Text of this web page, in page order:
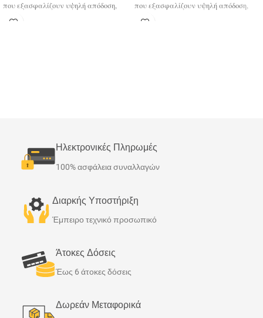
που εξασφαλίζουν υψηλή απόδοση,
αντοχή στον χρόνο και συνδυάζονται
που εξασφαλίζουν υψηλή απόδοση,
αντοχή στον χρόνο και συνδυάζονται
Ηλεκτρονικές Πληρωμές
100% ασφάλεια συναλλαγών
Διαρκής Υποστήριξη
Έμπειρο τεχνικό προσωπικό
Άτοκες Δόσεις
Έως 6 άτοκες δόσεις
Δωρεάν Μεταφορικά